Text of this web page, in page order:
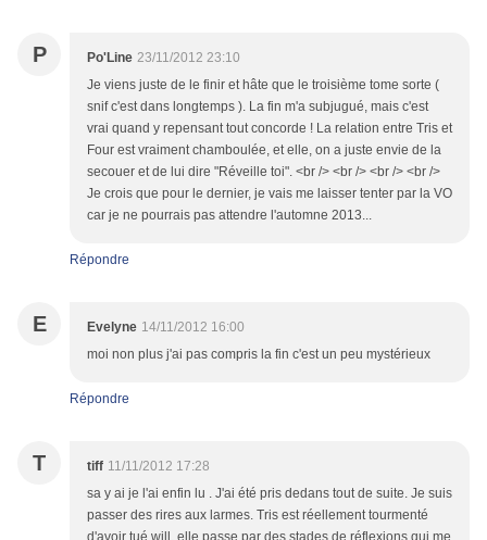
P Po'Line 23/11/2012 23:10
Je viens juste de le finir et hâte que le troisième tome sorte (
snif c'est dans longtemps ). La fin m'a subjugué, mais c'est
vrai quand y repensant tout concorde ! La relation entre Tris et
Four est vraiment chamboulée, et elle, on a juste envie de la
secouer et de lui dire "Réveille toi". <br /> <br /> <br /> <br />
Je crois que pour le dernier, je vais me laisser tenter par la VO
car je ne pourrais pas attendre l'automne 2013...
Répondre
E Evelyne 14/11/2012 16:00
moi non plus j'ai pas compris la fin c'est un peu mystérieux
Répondre
T tiff 11/11/2012 17:28
sa y ai je l'ai enfin lu . J'ai été pris dedans tout de suite. Je suis
passer des rires aux larmes. Tris est réellement tourmenté
d'avoir tué will, elle passe par des stades de réflexions qui me